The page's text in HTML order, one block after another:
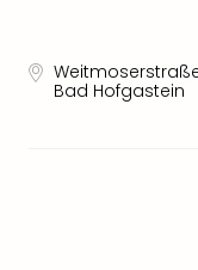
Bad Hofgastein